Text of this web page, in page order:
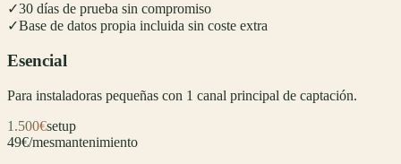
✓30 días de prueba sin compromiso
✓Base de datos propia incluida sin coste extra
Esencial
Para instaladoras pequeñas con 1 canal principal de captación.
1.500€setup
49€/mesmantenimiento